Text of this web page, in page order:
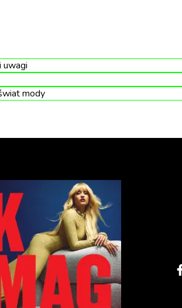
tęskniącego mężczyzny, pragnąc
jak szukanie autystycznej kobiety,
w tym przypadku depresji, niskiej
uwagi
mody